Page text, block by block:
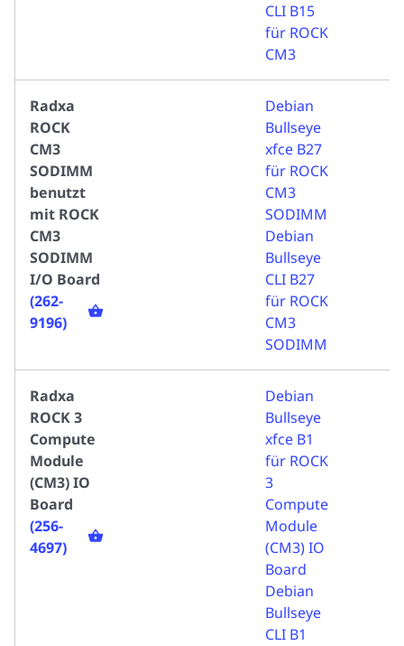
CLI B15
für ROCK
CM3
Radxa
ROCK
CM3
SODIMM
benutzt
mit ROCK
CM3
SODIMM
I/O Board
(262-
9196)
Debian
Bullseye
xfce B27
für ROCK
CM3
SODIMM
Debian
Bullseye
CLI B27
für ROCK
CM3
SODIMM
Radxa
ROCK 3
Compute
Module
(CM3) IO
Board
(256-
4697)
Debian
Bullseye
xfce B1
für ROCK
3
Compute
Module
(CM3) IO
Board
Debian
Bullseye
CLI B1